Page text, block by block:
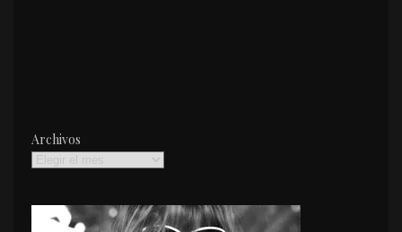
Archivos